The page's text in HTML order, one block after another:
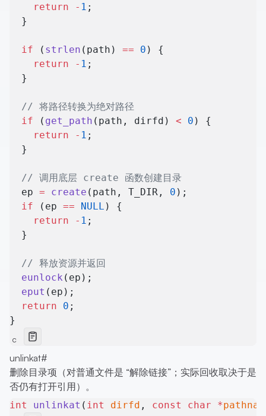
    return
- 1 ;
  }
  if
( strlen (path) == 0 ) {
    return
- 1 ;
  }
  // 将路径转换为绝对路径
  if
( get_path (path, dirfd) < 0 ) {
    return
- 1 ;
  }
  // 调用底层 create 函数创建目录
  ep
= create (path, T_DIR, 0 );
  if
(ep == NULL ) {
    return
- 1 ;
  }
  // 释放资源并返回
  eunlock
(ep);
  eput
(ep);
  return
0 ;
}
c
unlinkat#
删除目录项（对普通文件是 “解除链接”；实际回收取决于是
否仍有打开引用）。
int unlinkat ( int dirfd , const char *